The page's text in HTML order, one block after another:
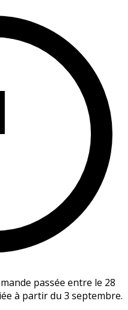
passée entre le 28
à partir du 3 septembre.